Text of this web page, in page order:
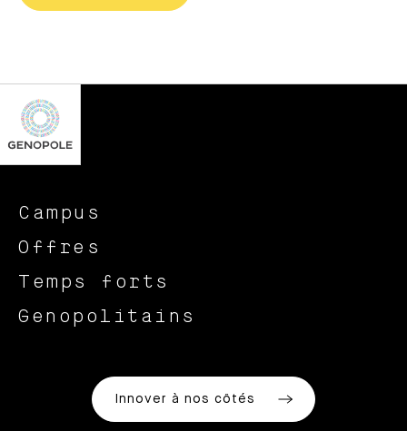
Campus
Offres
Temps forts
Genopolitains
Innover à nos côtés